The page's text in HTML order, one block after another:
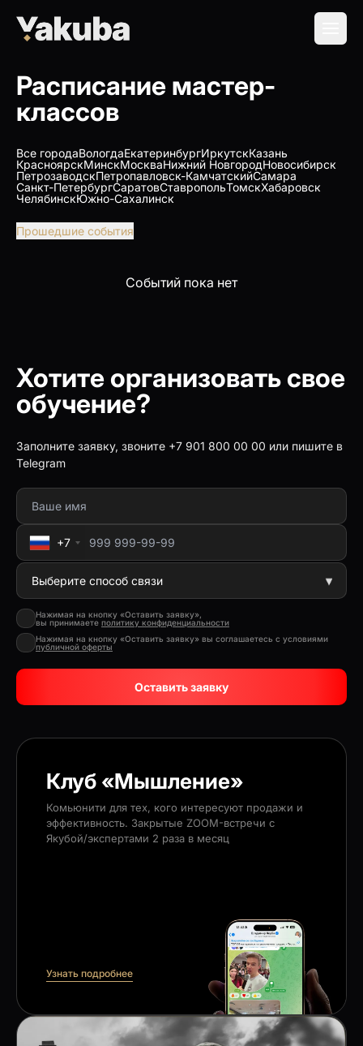
Расписание мастер-
классов
Все городаВологдаЕкатеринбургИркутскКазань
КрасноярскМинскМоскваНижний НовгородНовосибирск
ПетрозаводскПетропавловск-КамчатскийСамара
Санкт-ПетербургСаратовСтавропольТомскХабаровск
ЧелябинскЮжно-Сахалинск
Прошедшие события
Событий пока нет
Хотите организовать свое
обучение?
Заполните заявку, звоните +7 901 800 00 00 или пишите в
Telegram
+7
Нажимая на кнопку «Оставить заявку»,
вы принимаете политику конфиденциальности
Нажимая на кнопку «Оставить заявку» вы соглашаетесь с условиями
публичной оферты
Оставить заявку
Клуб «Мышление»
Комьюнити для тех, кого интересуют продажи и
эффективность. Закрытые ZOOM-встречи с
Якубой/экспертами 2 раза в месяц
Узнать подробнее